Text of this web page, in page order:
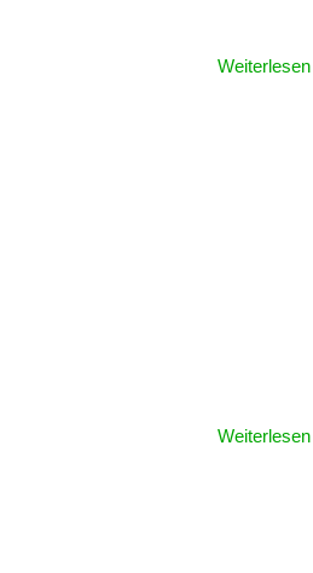
Weiterlesen
Weiterlesen